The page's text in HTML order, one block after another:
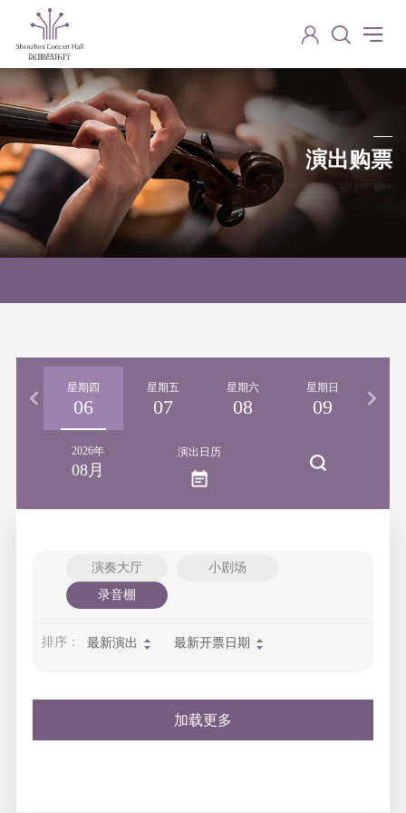
演出购票
Performance ticket purchase
星期四
06
星期五
07
星期六
08
星期日
09
2026年
08月
演出日历
演奏大厅
小剧场
录音棚
排序： 最新演出 最新开票日期
加载更多